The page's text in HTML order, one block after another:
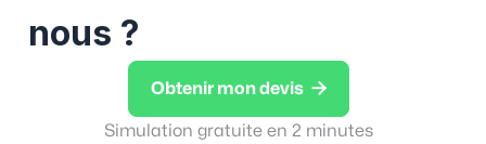
nous ?
Obtenir mon devis 
Simulation gratuite en 2 minutes